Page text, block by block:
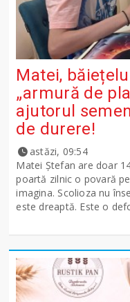
Matei,
„armură de
ajutorul
de durere!
astăzi, 09:54
Matei Ștefan are doar
poartă zilnic o povară
imagina. Scolioza nu
este dreaptă. Este o